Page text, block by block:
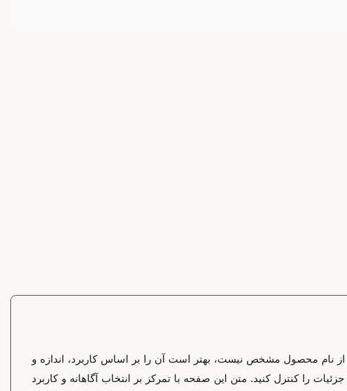
نام محصول مشخص نیست، بهتر است آن را بر اساس کاربرد، اندازه و
را کنترل کنید. متن این صفحه با تمرکز بر انتخاب آگاهانه و کاربرد